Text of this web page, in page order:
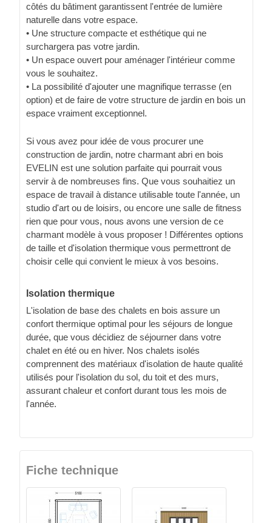
côtés du bâtiment garantissent l'entrée de lumière
naturelle dans votre espace.
• Une structure compacte et esthétique qui ne
surchargera pas votre jardin.
• Un espace ouvert pour aménager l'intérieur comme
vous le souhaitez.
• La possibilité d'ajouter une magnifique terrasse (en
option) et de faire de votre structure de jardin en bois un
espace vraiment exceptionnel.
Si vous avez pour idée de vous procurer une
construction de jardin, notre charmant abri en bois
EVELIN est une solution parfaite qui pourrait vous
servir à de nombreuses fins. Que vous souhaitiez un
espace de travail à distance utilisable toute l'année, un
studio d'art ou de loisirs, ou encore une salle de fitness
rien que pour vous, nous avons une version de ce
charmant modèle à vous proposer ! Différentes options
de taille et d'isolation thermique vous permettront de
choisir celle qui convient le mieux à vos besoins.
Isolation thermique
L'isolation de base des chalets en bois assure un
confort thermique optimal pour les séjours de longue
durée, que vous décidiez de séjourner dans votre
chalet en été ou en hiver. Nos chalets isolés
comprennent des matériaux d'isolation de haute qualité
utilisés pour l'isolation du sol, du toit et des murs,
assurant chaleur et confort durant tous les mois de
l'année.
Fiche technique